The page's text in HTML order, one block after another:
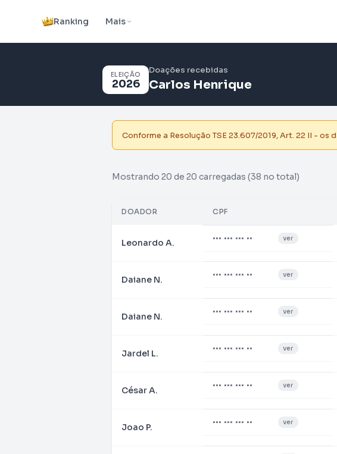
Ranking Mais
ELEIÇÃO
2026
Doações recebidas
Carlos Henrique
Conforme a Resolução TSE 23.607/2019, Art. 22 II -
Mostrando 20 de 20 carregadas (38 no total)
DOADOR CPF
Leonardo A. ••• ••• ••• •• ver
Daiane N. ••• ••• ••• •• ver
Daiane N. ••• ••• ••• •• ver
Jardel L. ••• ••• ••• •• ver
César A. ••• ••• ••• •• ver
Joao P. ••• ••• ••• •• ver